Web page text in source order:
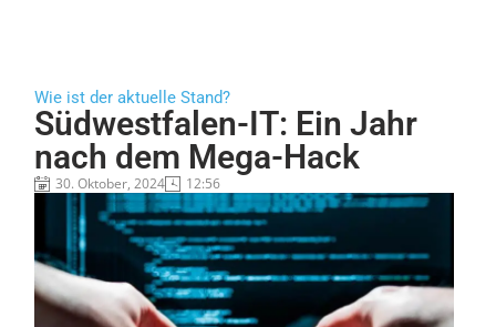
Wie ist der aktuelle Stand?
Südwestfalen-IT: Ein Jahr
nach dem Mega-Hack
30. Oktober, 2024 12:56